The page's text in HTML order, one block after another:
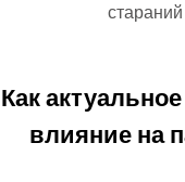
Как
влияние на